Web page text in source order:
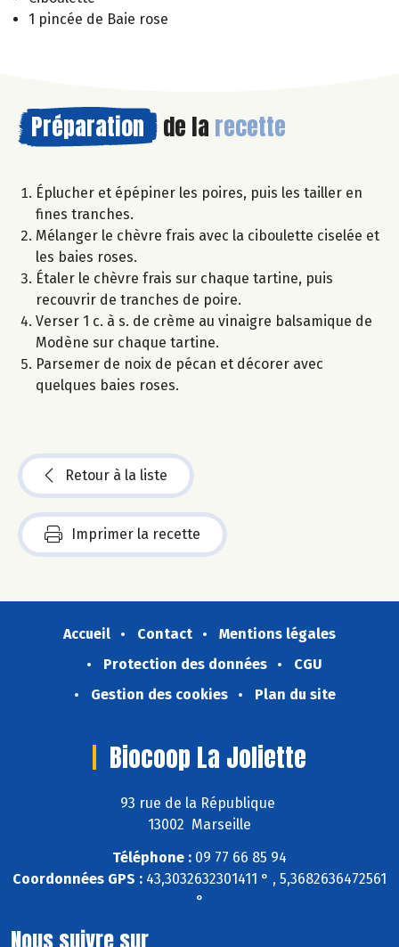
1 pincée de Baie rose
Préparation de la recette
Éplucher et épépiner les poires, puis les tailler en
fines tranches.
Mélanger le chèvre frais avec la ciboulette ciselée et
les baies roses.
Étaler le chèvre frais sur chaque tartine, puis
recouvrir de tranches de poire.
Verser 1 c. à s. de crème au vinaigre balsamique de
Modène sur chaque tartine.
Parsemer de noix de pécan et décorer avec
quelques baies roses.
Retour à la liste
Imprimer la recette
Accueil Contact
Mentions légales
Protection des données
CGU
Gestion des cookies
Plan du site
Biocoop La Joliette
93 rue de la République
13002 Marseille
Téléphone : 09 77 66 85 94
Coordonnées GPS : 43,3032632301411 ° , 5,3682636472561
°
Nous suivre sur